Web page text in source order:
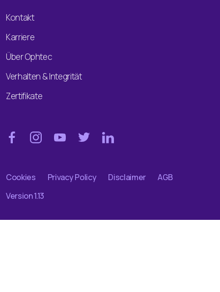
Kontakt
Karriere
Über Ophtec
Verhalten & Integrität
Zertifikate
Cookies Privacy Policy Disclaimer
AGB
Version 1.13